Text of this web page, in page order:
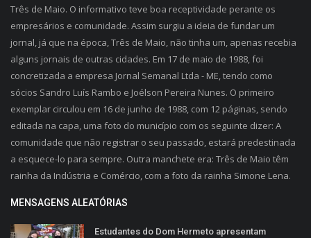
Três de Maio. O informativo teve boa receptividade perante os
empresários e comunidade. Assim surgiu a ideia de fundar um
jornal, já que na época, Três de Maio, não tinha um, apenas recebia
alguns jornais de outras cidades. Em 17 de maio de 1988, foi
concretizada a empresa Jornal Semanal Ltda - ME, tendo como
sócios Sandro Luís Rambo e Joélson Pereira Nunes. O primeiro
exemplar circulou em 16 de junho de 1988, com 12 páginas, sendo
editada na capa, uma foto do município com os seguinte dizer: A
comunidade que não registrar o seu passado, estará predestinada
a esquece-lo para sempre. Outra manchete era: Três de Maio têm
rainha da Indústria e Comércio, com a foto da rainha Simone Lena.
MENSAGENS ALEATÓRIAS
Estudantes do Dom Hermeto apresentam